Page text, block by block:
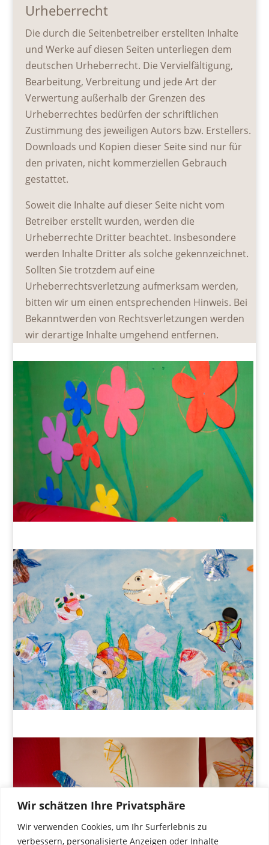
Wir schätzen Ihre Privatsphäre
Wir verwenden Cookies, um Ihr Surferlebnis zu
verbessern, personalisierte Anzeigen oder Inhalte
Urheberrecht
Die durch die Seitenbetreiber erstellten Inhalte
und Werke auf diesen Seiten unterliegen dem
deutschen Urheberrecht. Die Vervielfältigung,
Bearbeitung, Verbreitung und jede Art der
Verwertung außerhalb der Grenzen des
Urheberrechtes bedürfen der schriftlichen
Zustimmung des jeweiligen Autors bzw. Erstellers.
Downloads und Kopien dieser Seite sind nur für
den privaten, nicht kommerziellen Gebrauch
gestattet.
Soweit die Inhalte auf dieser Seite nicht vom
Betreiber erstellt wurden, werden die
Urheberrechte Dritter beachtet. Insbesondere
werden Inhalte Dritter als solche gekennzeichnet.
Sollten Sie trotzdem auf eine
Urheberrechtsverletzung aufmerksam werden,
bitten wir um einen entsprechenden Hinweis. Bei
Bekanntwerden von Rechtsverletzungen werden
wir derartige Inhalte umgehend entfernen.